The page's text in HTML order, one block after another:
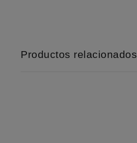
Productos relacionados